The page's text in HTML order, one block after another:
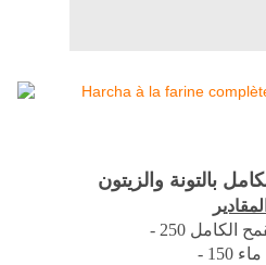
بالتونة والزيتون
الكامل
ماء